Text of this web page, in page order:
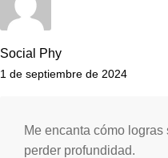
Social Phy
1 de septiembre de 2024
Me encanta cómo
perder profundidad.